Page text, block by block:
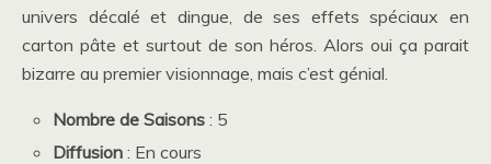
univers décalé et dingue, de ses effets spéciaux en
carton pâte et surtout de son héros. Alors oui ça parait
bizarre au premier visionnage, mais c’est génial.
Nombre de Saisons : 5
Diffusion : En cours